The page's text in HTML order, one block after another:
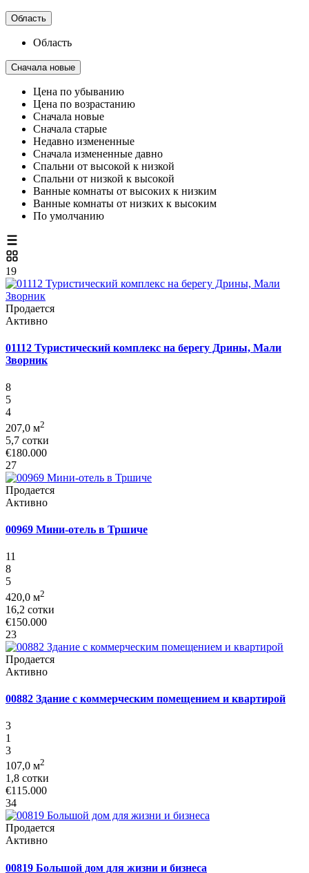
Область
Область
Сначала новые
Цена по убыванию
Цена по возрастанию
Сначала новые
Сначала старые
Недавно измененные
Сначала измененные давно
Спальни от высокой к низкой
Спальни от низкой к высокой
Ванные комнаты от высоких к низким
Ванные комнаты от низких к высоким
По умолчанию
19
Продается
Активно
01112 Туристический комплекс на берегу Дрины, Мали
Зворник
8
5
4
207,0 м2
5,7 сотки
€180.000
27
Продается
Активно
00969 Мини-отель в Тршиче
11
8
5
420,0 м2
16,2 сотки
€150.000
23
Продается
Активно
00882 Здание с коммерческим помещением и квартирой
3
1
3
107,0 м2
1,8 сотки
€115.000
34
Продается
Активно
00819 Большой дом для жизни и бизнеса